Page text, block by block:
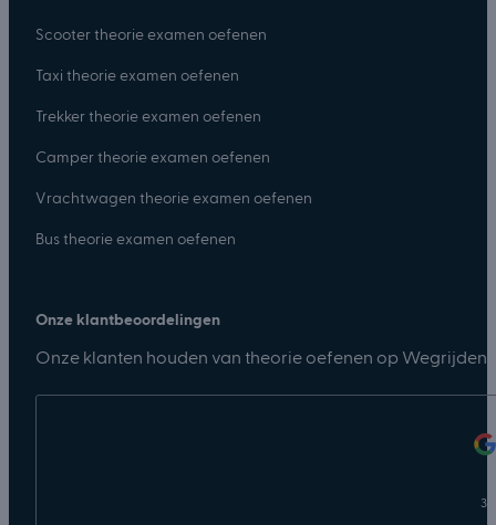
Scooter theorie examen oefenen
Taxi theorie examen oefenen
Trekker theorie examen oefenen
Camper theorie examen oefenen
Vrachtwagen theorie examen oefenen
Bus theorie examen oefenen
Onze klantbeoordelingen
Onze klanten houden van theorie oefenen op